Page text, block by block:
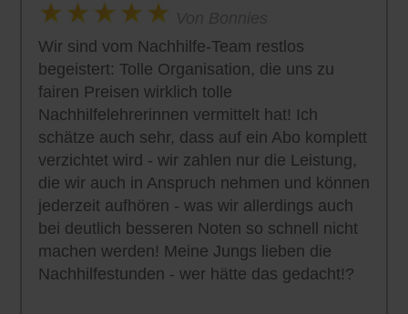
Wir sind vom Nachhilfe-Team restlos
begeistert: Tolle Organisation, die uns zu
fairen Preisen wirklich tolle
Nachhilfelehrerinnen vermittelt hat! Ich
schätze auch sehr, dass auf ein Abo komplett
verzichtet wird - wir zahlen nur die Leistung,
die wir auch in Anspruch nehmen und können
jederzeit aufhören - was wir allerdings auch
bei deutlich besseren Noten so schnell nicht
machen werden! Meine Jungs lieben die
Nachhilfestunden - wer hätte das gedacht!?